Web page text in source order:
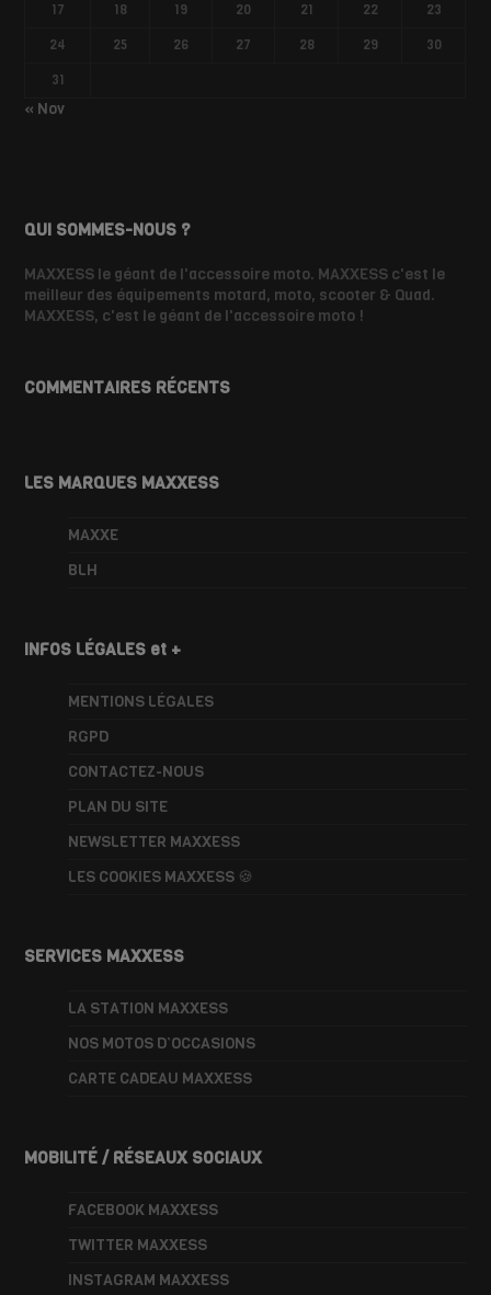
17
18 19 20 21 22
23
24
25 26 27 28 29
30
31
« Nov
QUI SOMMES-NOUS ?
MAXXESS le géant de l'accessoire moto. MAXXESS c'est le
meilleur des équipements motard, moto, scooter & Quad.
MAXXESS, c'est le géant de l'accessoire moto !
COMMENTAIRES RÉCENTS
LES MARQUES MAXXESS
MAXXE
BLH
INFOS LÉGALES et +
MENTIONS LÉGALES
RGPD
CONTACTEZ-NOUS
PLAN DU SITE
NEWSLETTER MAXXESS
LES COOKIES MAXXESS 🍪
SERVICES MAXXESS
LA STATION MAXXESS
NOS MOTOS D’OCCASIONS
CARTE CADEAU MAXXESS
MOBILITÉ / RÉSEAUX SOCIAUX
FACEBOOK MAXXESS
TWITTER MAXXESS
INSTAGRAM MAXXESS